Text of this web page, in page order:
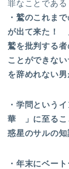
罪なことである
・鷲のこれま
が出て来た！
鷲を批判する
ことができな
を辞めれない男
・学問という
華 」に至るこ
惑星のサルの知
・年末にベー